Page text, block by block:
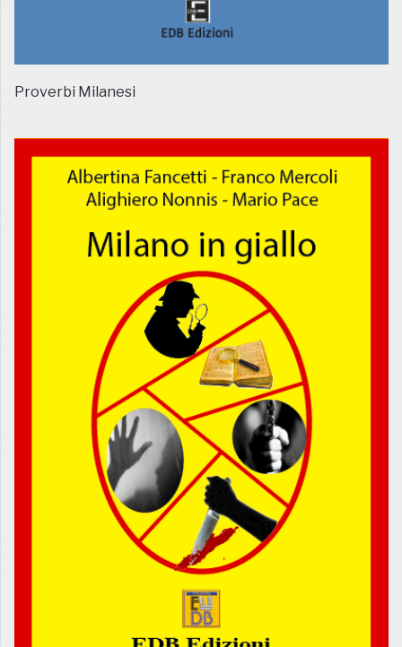
Proverbi Milanesi